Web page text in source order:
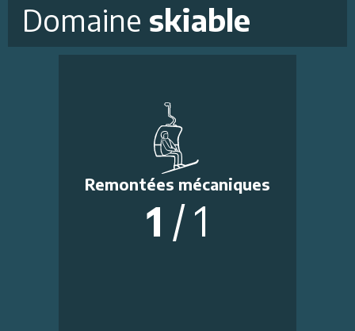
Domaine skiable
Remontées mécaniques
1 /1